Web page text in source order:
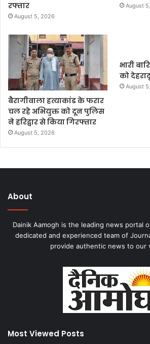
रफ्तार
August 5, 2026
August
बैरागीवाला हत्याकांड के फरार
चल रहे अभियुक्त को दून पुलिस
ने हरिद्वार से किया गिरफ्तार
August 5, 2026
भारी
को
August
About
Dainik Aamogh is the leading news portal
dedicated and experienced team of
provide authentic news to our
Most Viewed Posts